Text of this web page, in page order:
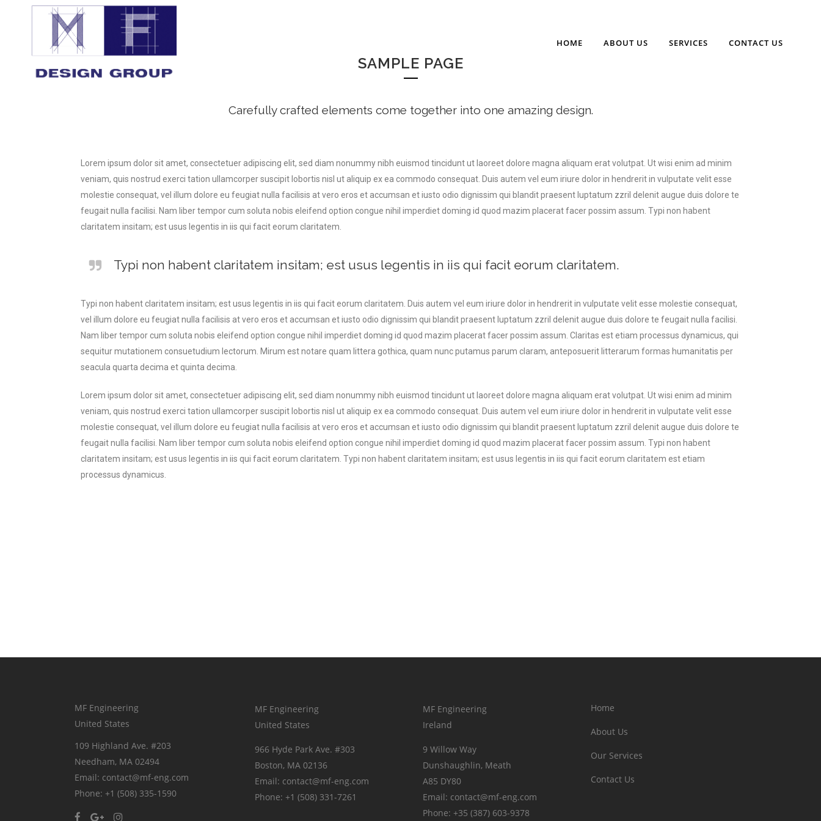
HOME ABOUT US SERVICES CONTACT US
SAMPLE PAGE
Carefully crafted elements come together into one amazing design.
Lorem ipsum dolor sit amet, consectetuer adipiscing elit, sed diam nonummy nibh euismod tincidunt ut laoreet dolore magna aliquam erat volutpat. Ut wisi enim ad minim
veniam, quis nostrud exerci tation ullamcorper suscipit lobortis nisl ut aliquip ex ea commodo consequat. Duis autem vel eum iriure dolor in hendrerit in vulputate velit esse
molestie consequat, vel illum dolore eu feugiat nulla facilisis at vero eros et accumsan et iusto odio dignissim qui blandit praesent luptatum zzril delenit augue duis dolore te
feugait nulla facilisi. Nam liber tempor cum soluta nobis eleifend option congue nihil imperdiet doming id quod mazim placerat facer possim assum. Typi non habent
claritatem insitam; est usus legentis in iis qui facit eorum claritatem.
Typi non habent claritatem insitam; est usus legentis in iis qui facit eorum claritatem.
Typi non habent claritatem insitam; est usus legentis in iis qui facit eorum claritatem. Duis autem vel eum iriure dolor in hendrerit in vulputate velit esse molestie consequat,
vel illum dolore eu feugiat nulla facilisis at vero eros et accumsan et iusto odio dignissim qui blandit praesent luptatum zzril delenit augue duis dolore te feugait nulla facilisi.
Nam liber tempor cum soluta nobis eleifend option congue nihil imperdiet doming id quod mazim placerat facer possim assum. Claritas est etiam processus dynamicus, qui
sequitur mutationem consuetudium lectorum. Mirum est notare quam littera gothica, quam nunc putamus parum claram, anteposuerit litterarum formas humanitatis per
seacula quarta decima et quinta decima.
Lorem ipsum dolor sit amet, consectetuer adipiscing elit, sed diam nonummy nibh euismod tincidunt ut laoreet dolore magna aliquam erat volutpat. Ut wisi enim ad minim
veniam, quis nostrud exerci tation ullamcorper suscipit lobortis nisl ut aliquip ex ea commodo consequat. Duis autem vel eum iriure dolor in hendrerit in vulputate velit esse
molestie consequat, vel illum dolore eu feugiat nulla facilisis at vero eros et accumsan et iusto odio dignissim qui blandit praesent luptatum zzril delenit augue duis dolore te
feugait nulla facilisi. Nam liber tempor cum soluta nobis eleifend option congue nihil imperdiet doming id quod mazim placerat facer possim assum. Typi non habent
claritatem insitam; est usus legentis in iis qui facit eorum claritatem. Typi non habent claritatem insitam; est usus legentis in iis qui facit eorum claritatem est etiam
processus dynamicus.
MF Engineering
United States
109 Highland Ave. #203
Needham, MA 02494
Email: contact@mf-eng.com
Phone: +1 (508) 335-1590
MF Engineering
United States
966 Hyde Park Ave. #303
Boston, MA 02136
Email: contact@mf-eng.com
Phone: +1 (508) 331-7261
MF Engineering
Ireland
9 Willow Way
Dunshaughlin, Meath
A85 DY80
Email: contact@mf-eng.com
Phone: +35 (387) 603-9378
Home
About Us
Our Services
Contact Us